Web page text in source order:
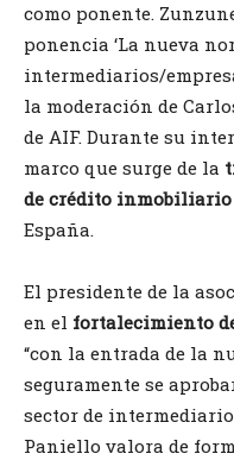
como ponente.
ponencia ‘La nueva
intermediarios/
la moderación de
de AIF. Durante su
marco que surge de la
de crédito inmobiliario
España.
El presidente de la
en el fortalecimiento
“con la entrada de la
seguramente se
sector de
Paniello valora de